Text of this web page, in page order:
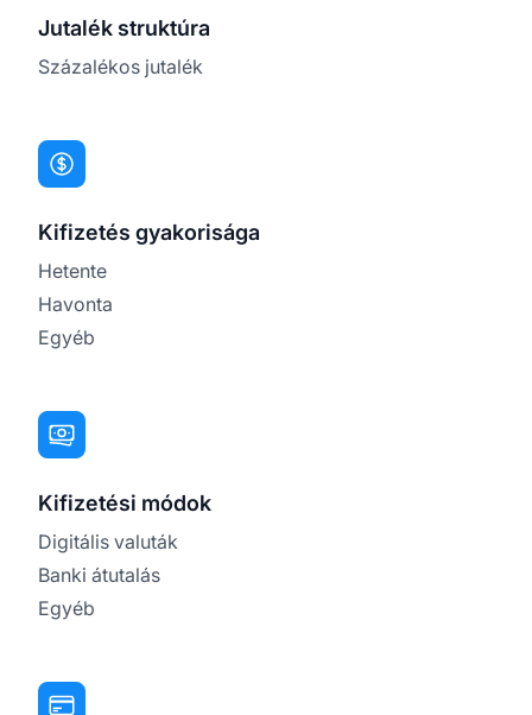
Jutalék struktúra
Százalékos jutalék
Kifizetés gyakorisága
Hetente
Havonta
Egyéb
Kifizetési módok
Digitális valuták
Banki átutalás
Egyéb